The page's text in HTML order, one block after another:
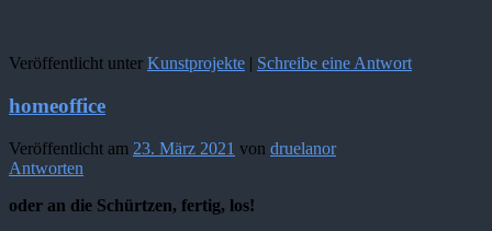
Veröffentlicht unter Kunstprojekte | Schreibe eine Antwort
homeoffice
Veröffentlicht am 23. März 2021 von druelanor
Antworten
oder an die Schürtzen, fertig, los!